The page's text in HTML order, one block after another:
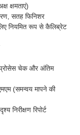
क्षमताएं)
सतह फिनिशर
नियमित रूप से कैलिब्रेट
प्रोसेस चेक और अंतिम
(समन्वय मापने की
निरीक्षण रिपोर्ट